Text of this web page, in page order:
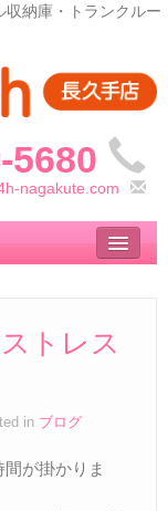
収納庫・トランクルー
5680
nagakute.com
トレス
in ブログ
が掛かりま